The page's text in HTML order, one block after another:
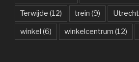
Terwijde (12) trein (9) Utrecht
winkel (6) winkelcentrum (12)